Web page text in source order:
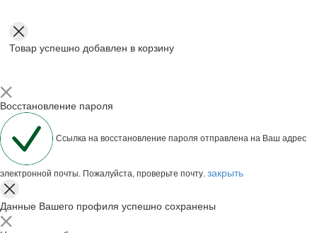
Товар успешно добавлен в корзину
Восстановление пароля
Ссылка на восстановление пароля отправлена на Ваш адрес
электронной почты. Пожалуйста, проверьте почту. закрыть
Данные Вашего профиля успешно сохранены